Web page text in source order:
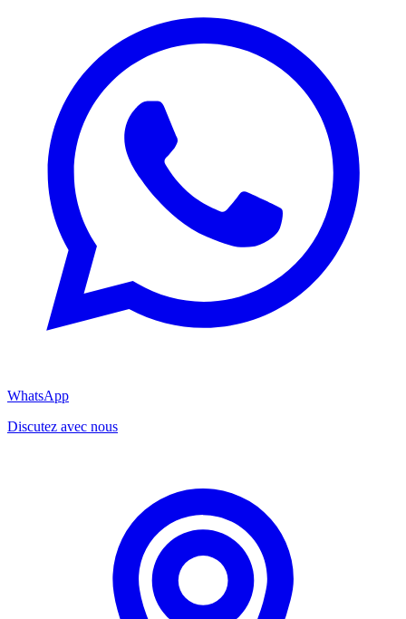
WhatsApp
Discutez avec nous